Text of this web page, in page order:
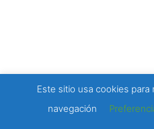
Este sitio usa cookies para
navegación